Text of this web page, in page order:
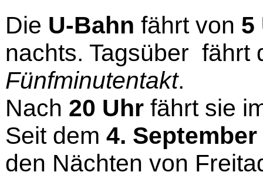
Die U-Bahn fährt von 5
nachts. Tagsüber fährt
Fünfminutentakt.
Nach 20 Uhr fährt sie
Seit dem 4. September
den Nächten von